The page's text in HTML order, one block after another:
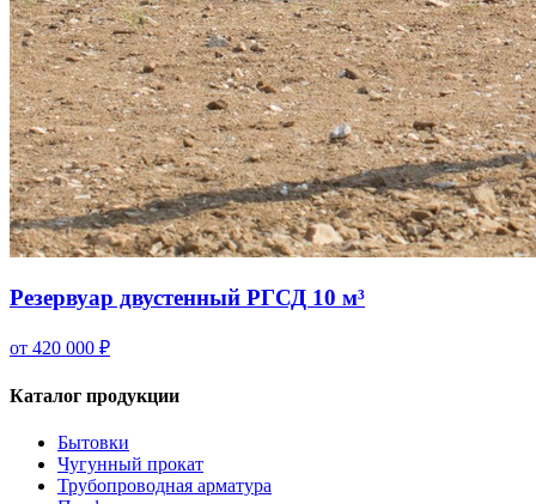
Резервуар двустенный РГСД 10 м³
от 420 000 ₽
Каталог продукции
Бытовки
Чугунный прокат
Трубопроводная арматура